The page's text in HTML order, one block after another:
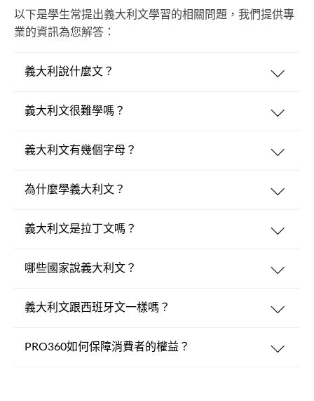
以下是學生常提出義大利文學習的相關問題，我們提供專
業的資訊為您解答：
義大利說什麼文？
義大利文很難學嗎？
義大利文有幾個字母？
為什麼學義大利文？
義大利文是拉丁文嗎？
哪些國家說義大利文？
義大利文跟西班牙文一樣嗎？
PRO360如何保障消費者的權益？